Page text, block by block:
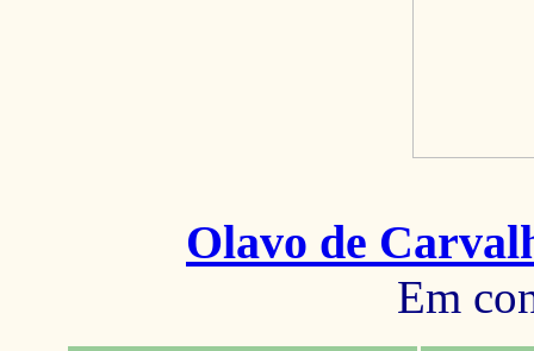
Olavo de
Em